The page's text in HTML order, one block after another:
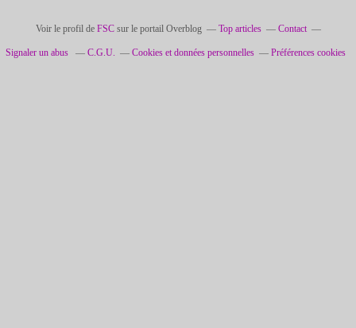
Voir le profil de FSCsur le portail Overblog Top articles Contact
Signaler un abus C.G.U. Cookies et données personnelles Préférences cookies